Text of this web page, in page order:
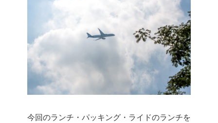
今回のランチ・パッキング・ライドのランチを